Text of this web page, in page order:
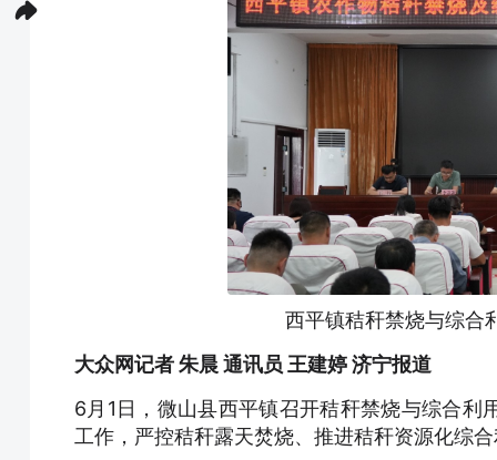
西平镇秸秆禁烧与综合
大众网记者 朱晨 通讯员 王建婷 济宁报道
6月1日，微山县西平镇召开秸秆禁烧与综合利
工作，严控秸秆露天焚烧、推进秸秆资源化综